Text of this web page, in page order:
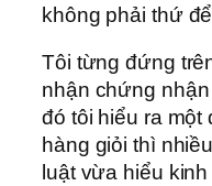
không phải thứ
Tôi từng đứng
nhận chứng
đó tôi hiểu ra
hàng giỏi thì
luật vừa hiểu